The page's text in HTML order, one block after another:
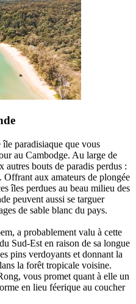
paradisiaque que vous
au Cambodge. Au large de
autres bouts de paradis perdus :
aux amateurs de plongée
îles perdues au beau milieu des
peuvent aussi se targuer
de sable blanc du pays.
a probablement valu à cette
Sud-Est en raison de sa longue
pins verdoyants et donnant la
la forêt tropicale voisine.
vous promet quant à elle un
en lieu féerique au coucher